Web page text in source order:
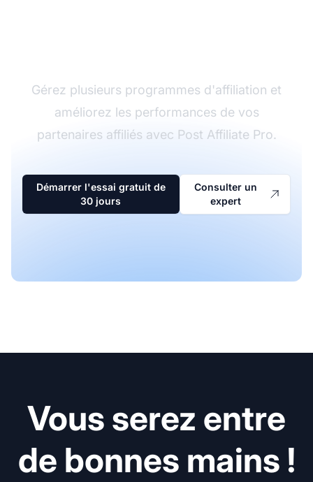
Gérez plusieurs programmes d'affiliation et
améliorez les performances de vos
partenaires affiliés avec Post Affiliate Pro.
Démarrer l'essai gratuit de
30 jours
Consulter un
expert
Vous serez entre
de bonnes mains !